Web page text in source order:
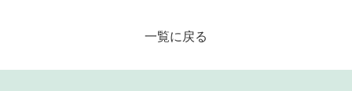
一覧に戻る